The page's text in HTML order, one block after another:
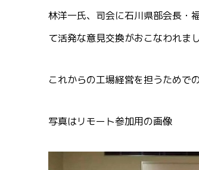
林洋一氏、司会に石川県部会長・
て活発な意見交換がおこなわれまし
これからの工場経営を担うためで
写真はリモート参加用の画像